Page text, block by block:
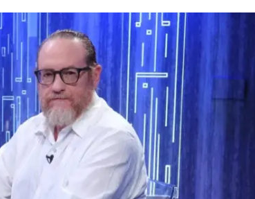
Video, Japón: Terremoto
deja heridos y graves
daños en Kumamoto